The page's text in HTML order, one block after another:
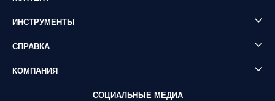
ИНСТРУМЕНТЫ
СПРАВКА
КОМПАНИЯ
СОЦИАЛЬНЫЕ МЕДИА